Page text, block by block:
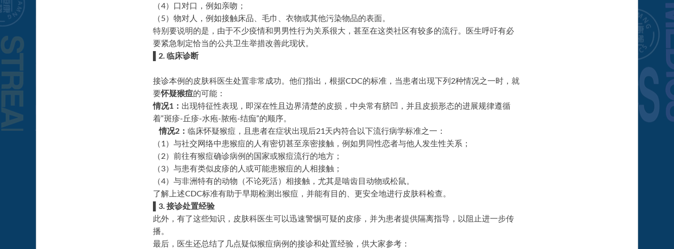
（4）口对口，例如亲吻；
（5）物对人，例如接触床品、毛巾、衣物或其他污染物品的表面。
特别要说明的是，由于不少疫情和男男性行为关系很大，甚至在这类社区有较多的流行。医生呼吁有必
要紧急制定恰当的公共卫生举措改善此现状。
▌2. 临床诊断
接诊本例的皮肤科医生处置非常成功。他们指出，根据CDC的标准，当患者出现下列2种情况之一时，就
要怀疑猴痘的可能：
情况1： 出现特征性表现，即深在性且边界清楚的皮损，中央常有脐凹，并且皮损形态的进展规律遵循
着“斑疹-丘疹-水疱-脓疱-结痂”的顺序。
情况2： 临床怀疑猴痘，且患者在症状出现后21天内符合以下流行病学标准之一：
（1）与社交网络中患猴痘的人有密切甚至亲密接触，例如男同性恋者与他人发生性关系；
（2）前往有猴痘确诊病例的国家或猴痘流行的地方；
（3）与患有类似皮疹的人或可能患猴痘的人相接触；
（4）与非洲特有的动物（不论死活）相接触，尤其是啮齿目动物或松鼠。
了解上述CDC标准有助于早期检测出猴痘，并能有目的、更安全地进行皮肤科检查。
▌3. 接诊处置经验
此外，有了这些知识，皮肤科医生可以迅速警惕可疑的皮疹，并为患者提供隔离指导，以阻止进一步传
播。
最后，医生还总结了几点疑似猴痘病例的接诊和处置经验，供大家参考：